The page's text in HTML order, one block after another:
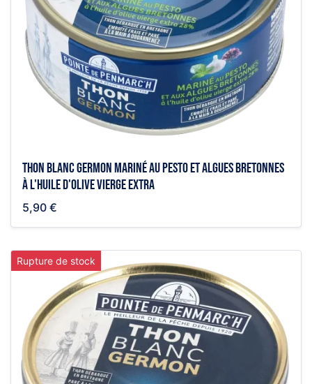
Thon blanc germon mariné au pesto et algues bretonnes
à l'huile d'olive vierge extra
5,90 €
Rupture de stock